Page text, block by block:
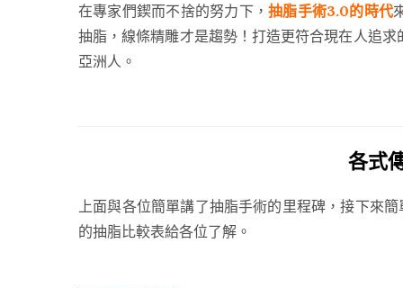
在專家們鍥而不捨的努力下，抽脂手術3.0的時代
抽脂，線條精雕才是趨勢！打造更符合現在人追
亞洲人。
各式
上面與各位簡單講了抽脂手術的里程碑，接下來
的抽脂比較表給各位了解。